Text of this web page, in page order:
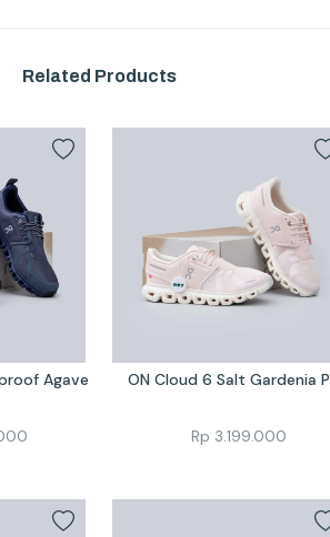
Related Products
Agave ON Cloud 6 Salt Gardenia
Rp 3.199.000